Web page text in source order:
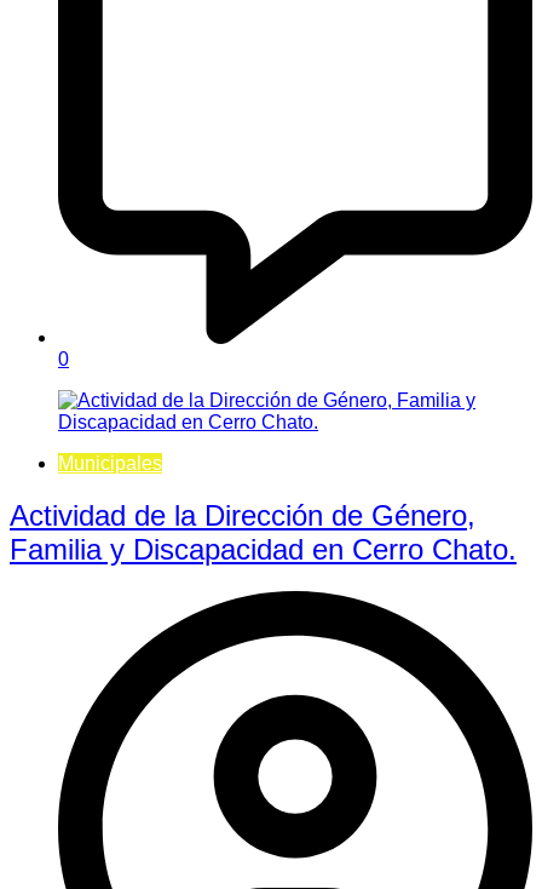
0
Municipales
Actividad de la Dirección de Género,
Familia y Discapacidad en Cerro Chato.